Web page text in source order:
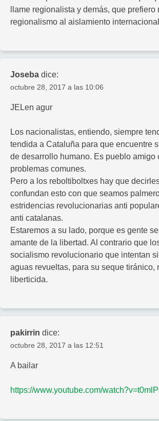
llame regionalista y demás, que prefiero
regionalismo al aislamiento
Joseba dice:
octubre 28, 2017 a las 10:06
JELen agur
Los nacionalistas, entiendo, siempre
tendida a Cataluña para que encuentre
de desarrollo humano. Es pueblo amigo
problemas comunes.
Pero a los reboltiboltxes hay que
confundan esto con que seamos
estridencias revolucionarias anti
anti catalanas.
Estaremos a su lado, porque es gente
amante de la libertad. Al contrario que
socialismo revolucionario que intentan
aguas revueltas, para su seque tiránico,
liberticida.
pakirrin dice:
octubre 28, 2017 a las 12:51
A bailar
https://www.youtube.com/